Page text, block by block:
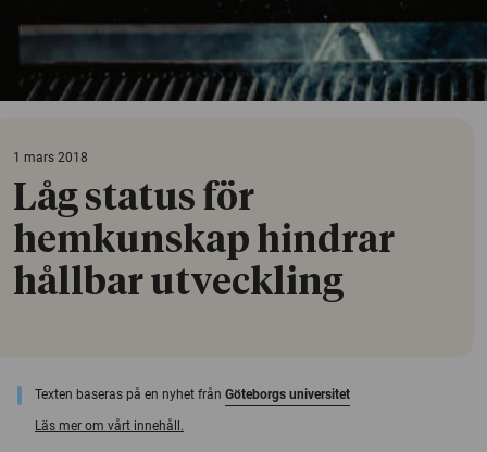
1 mars 2018
Låg status för
hemkunskap hindrar
hållbar utveckling
Texten baseras på en nyhet från Göteborgs universitet
Läs mer om vårt innehåll.